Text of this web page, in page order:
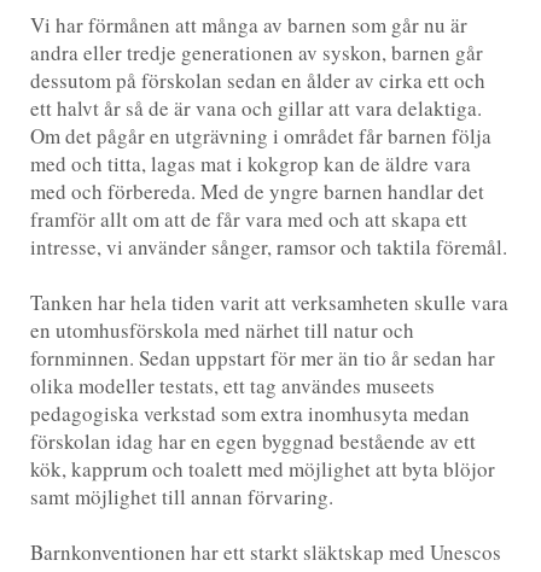
Vi har förmånen att många av barnen som går nu är
andra eller tredje generationen av syskon, barnen går
dessutom på förskolan sedan en ålder av cirka ett och
ett halvt år så de är vana och gillar att vara delaktiga.
Om det pågår en utgrävning i området får barnen följa
med och titta, lagas mat i kokgrop kan de äldre vara
med och förbereda. Med de yngre barnen handlar det
framför allt om att de får vara med och att skapa ett
intresse, vi använder sånger, ramsor och taktila föremål.
Tanken har hela tiden varit att verksamheten skulle vara
en utomhusförskola med närhet till natur och
fornminnen. Sedan uppstart för mer än tio år sedan har
olika modeller testats, ett tag användes museets
pedagogiska verkstad som extra inomhusyta medan
förskolan idag har en egen byggnad bestående av ett
kök, kapprum och toalett med möjlighet att byta blöjor
samt möjlighet till annan förvaring.
Barnkonventionen har ett starkt släktskap med Unescos